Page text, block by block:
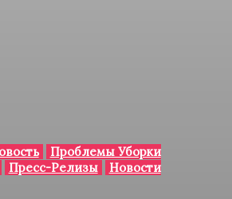
Проблемы Уборки
Пресс-Релизы
Новости